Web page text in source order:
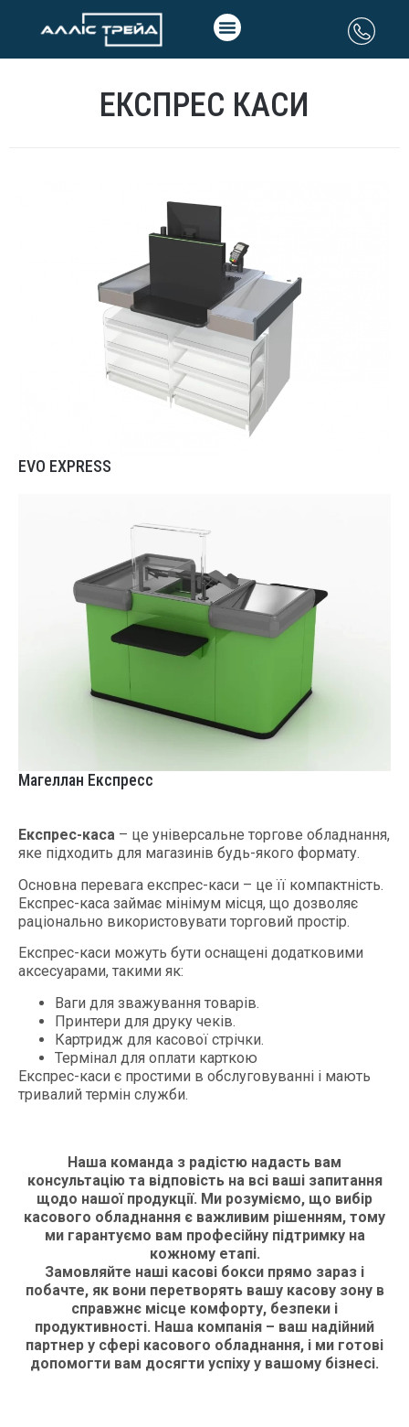
ЕКСПРЕС КАСИ
EVO EXPRESS
Магеллан Експресс
Експрес-каса – це універсальне торгове обладнання,
яке підходить для магазинів будь-якого формату.
Основна перевага експрес-каси – це її компактність.
Експрес-каса займає мінімум місця, що дозволяє
раціонально використовувати торговий простір.
Експрес-каси можуть бути оснащені додатковими
аксесуарами, такими як:
Ваги для зважування товарів.
Принтери для друку чеків.
Картридж для касової стрічки.
Термінал для оплати карткою
Експрес-каси є простими в обслуговуванні і мають
тривалий термін служби.
Наша команда з радістю надасть вам
консультацію та відповість на всі ваші запитання
щодо нашої продукції. Ми розуміємо, що вибір
касового обладнання є важливим рішенням, тому
ми гарантуємо вам професійну підтримку на
кожному етапі.
Замовляйте наші касові бокси прямо зараз і
побачте, як вони перетворять вашу касову зону в
справжнє місце комфорту, безпеки і
продуктивності. Наша компанія – ваш надійний
партнер у сфері касового обладнання, і ми готові
допомогти вам досягти успіху у вашому бізнесі.